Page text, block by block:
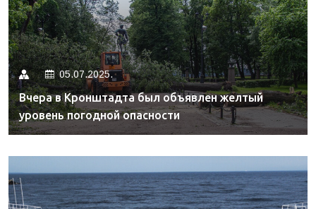
05.07.2025.
Вчера в Кронштадта был объявлен желтый
уровень погодной опасности